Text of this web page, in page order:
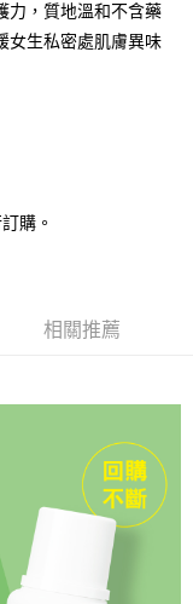
力，質地溫和不含藥
女生私密處肌膚異味
購。
相關推薦